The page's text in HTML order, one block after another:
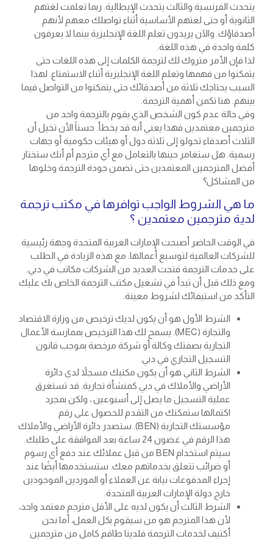
يتحدث الفرنسية والثالث يتحدث الإيطالية. ربما تعلمت لغتهم
الثانوية أو حتى لغتهم الأساسية أثناء تواصلك معهم لأنهم
أصدقاؤك. والآن يريدون تعلم اللغة الإنجليزية بينما لا يعرفون
كلمة واحدة في هذه اللغة.
لذا فإن الأمر متروك لك لترجمة الكلمات إلى هذه اللغات حتى
يتمكنوا من فهمها وتعلم اللغة الإنجليزية أثناء الاستمتاع. لهذا
السبب يحتاجك ثلاثة من أصدقائك حتى يتمكنوا من التواصل فيما
بينهم. هنا تكمن أهمية الترجمة.
وفي حالة عدم كون الشخص الذي يقوم بالترجمة واحد من
مترجمين معتمدين فهذا يعني أنه قد يخطأ. حسناً الأن تخيل أن
الثلاث أصدقاء تحولو إلى ثلاثة دول أو هيئات حكومية أو جهات
رسمية. هل ستغامر حينها بالتعامل مع أي مترجم أم أنك ستختار
أفضل المترجمين المعتمدين حتى تضمن جودة الترجمة وخلوها
من المشاكل؟
ما هي الشروط الواجب توافرها في مكتب ترجمة
لدية مترجمين معتمدين ؟
في الوقت الحاضر أصبحت الإمارات العربية المتحدة وجهة رئيسية
للشركات العالمية لتوسيع أعمالها. مع هذه الزيادة في الطلب
على خدمات الترجمة فتحت العديد من الشركات مكاتب في دبي.
ومع ذلك قبل أن تبدأ في تشغيل مكتب الترجمة الخاص بك عليك
التأكد من استيفائك لشروط معينة.
الشرط الأول هو أن يكون لديك ترخيص من وزارة الاقتصاد
والتجارة (MEC). يسمح لك هذا الترخيص بممارسة الأعمال
التجارية بصفتك وكالة أو شركة مرخصة بموجب قانون
التسجيل التجاري في دبي.
الشرط الثاني هو أن يكون مكتبك مسجلاً لدى دائرة
الأراضي والأملاك في دبي كمنشأة تجارية. قد تستغرق
عملية التسجيل ما يصل إلى أسبوعين ، ولكن بمجرد
اكتمالها ستمكنك من التقدم للحصول على رقم
مؤسستك التجارية (BEN). ستصدر دائرة الأراضي والأملاك
هذا الرقم في غضون 24 ساعة بعد الموافقة على طلبك.
سيتم استخدام BEN من قبل عملائك عند دفع أي رسوم
أو ضرائب تتعلق بخدماتهم معك. ستستخدمها أيضًا عند
إجراء المدفوعات نيابة عن العملاء أو الموردين الموجودين
خارج دولة الإمارات العربية المتحدة.
الشرط الثالث أن يكون لديه على الأقل مترجم معتمد واحد،
لأن هذا المترجم هو من سيقوم بكل العمل، أما نحن
أكتيف لخدمات الترجمة فلدينا طاقم كامل من مترجمين